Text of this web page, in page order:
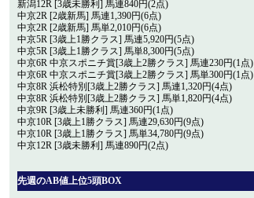
新潟12R [3歳未勝利] 馬連840円(2点)
中京2R [2歳新馬] 馬連1,390円(6点)
中京2R [2歳新馬] 馬単2,010円(6点)
中京5R [3歳上1勝クラス] 馬連5,920円(5点)
中京5R [3歳上1勝クラス] 馬単8,300円(5点)
中京6R 中京スポニチ賞[3歳上2勝クラス] 馬連230円(1点)
中京6R 中京スポニチ賞[3歳上2勝クラス] 馬単300円(1点)
中京8R 浜松特別[3歳上2勝クラス] 馬連1,320円(4点)
中京8R 浜松特別[3歳上2勝クラス] 馬単1,820円(4点)
中京9R [3歳上未勝利] 馬連360円(1点)
中京10R [3歳上1勝クラス] 馬連29,630円(9点)
中京10R [3歳上1勝クラス] 馬単34,780円(9点)
中京12R [3歳未勝利] 馬連890円(2点)
先週のAB値上位5頭BOX